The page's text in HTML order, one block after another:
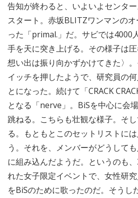
告知が終わると、いよいよセンタ
スタート。赤坂BLITZワンマンの
った「primal.」だ。サビでは4000
手を天に突き上げる。その様子は
想い出は振り向かずかけてきた〉
イッチを押したようで、研究員の
とになった。続けて「CRACK
となる「nerve」。BiSを中心に会
跳ねる。こちらも壮観な様子。そ
る。もともとこのセットリストに
う。それを、メンバーがどうして
に組み込んだようだ。というのも
れた女子限定イベントで、女性研
をBiSのために歌ったのだ。そうし